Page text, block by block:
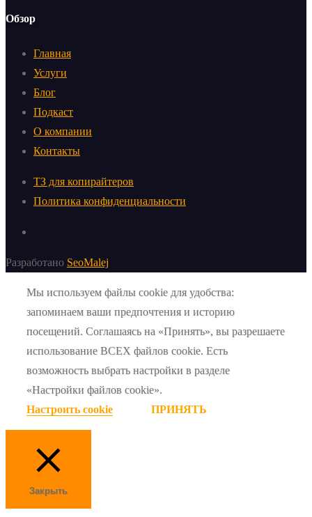
Обзор
Главная
Услуги
Блог
Подкаст
О компании
Контакты
ТЗ для копирайтеров
Политика конфиденциальности
Разработано SeoMalej
Мы используем файлы cookie для удобства:
запоминаем ваши предпочтения и историю
посещений. Соглашаясь на «Принять», вы разрешаете
использование ВСЕХ файлов cookie. Есть
возможность выбрать настройки в разделе
«Настройки файлов cookie».
Настроить cookie
ПРИНЯТЬ
Закрыть